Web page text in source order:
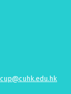
cup@cuhk.edu.hk